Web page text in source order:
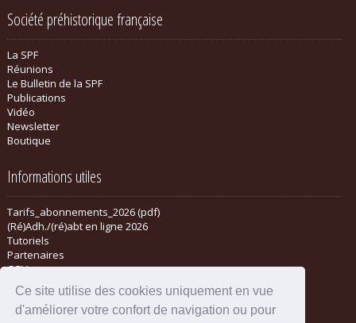
Ce site utilise des cookies uniquement en vue
d'améliorer votre confort de navigation ou pour
Société préhistorique française
La SPF
Réunions
Le Bulletin de la SPF
Publications
Vidéo
Newsletter
Boutique
Informations utiles
Tarifs_abonnements_2026 (pdf)
(Ré)Adh./(ré)abt en ligne 2026
Tutoriels
Partenaires
CGV